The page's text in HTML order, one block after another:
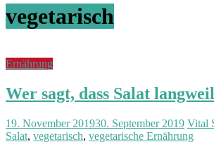
G
u
d
h
i
t
vegetarisch
Ernährung
Wer sagt, dass Salat
19. November 201930. September 2019 Vital
Salat, vegetarisch, vegetarische Ernährung